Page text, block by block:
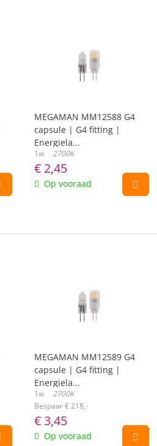
MEGAMAN MM12588 G4
capsule | G4 fitting |
Energiela...
1w 2700K
€ 2,45
Op vooraad
MEGAMAN MM12589 G4
capsule | G4 fitting |
Energiela...
1w
2700K
Bespaar € 218,-
€ 3,45
Op vooraad